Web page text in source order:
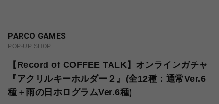
PARCO GAMES
POP-UP SHOP
【Record of COFFEE TALK】オンラインガチャ
『アクリルキーホルダー２』(全12種：通常Ver.6
種＋雨の日ホログラムVer.6種)